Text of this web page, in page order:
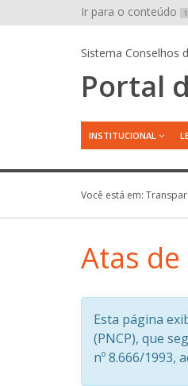
Ir para o conteúdo 1
Sistema Conselhos
Portal
INSTITUCIONAL
Você está em:
Atas
Esta página
(PNCP), que
nº 8.666/1993,